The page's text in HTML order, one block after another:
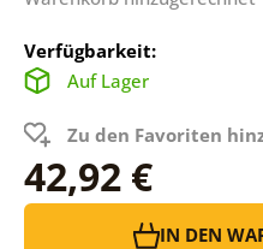
Verfügbarkeit:
Auf Lager
Zu den Favoriten
42,92 €
IN DEN